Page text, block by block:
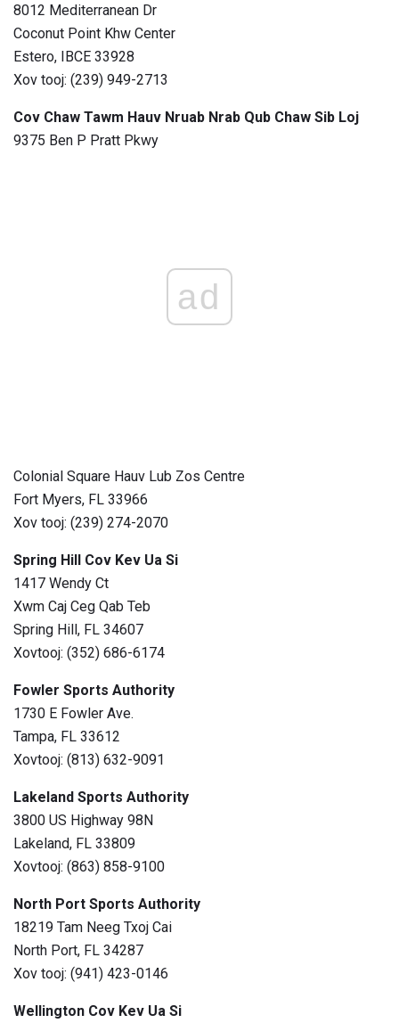
8012 Mediterranean Dr
Coconut Point Khw Center
Estero, IBCE 33928
Xov tooj: (239) 949-2713
Cov Chaw Tawm Hauv Nruab Nrab Qub Chaw Sib Loj
9375 Ben P Pratt Pkwy
ad
Colonial Square Hauv Lub Zos Centre
Fort Myers, FL 33966
Xov tooj: (239) 274-2070
Spring Hill Cov Kev Ua Si
1417 Wendy Ct
Xwm Caj Ceg Qab Teb
Spring Hill, FL 34607
Xovtooj: (352) 686-6174
Fowler Sports Authority
1730 E Fowler Ave.
Tampa, FL 33612
Xovtooj: (813) 632-9091
Lakeland Sports Authority
3800 US Highway 98N
Lakeland, FL 33809
Xovtooj: (863) 858-9100
North Port Sports Authority
18219 Tam Neeg Txoj Cai
North Port, FL 34287
Xov tooj: (941) 423-0146
Wellington Cov Kev Ua Si